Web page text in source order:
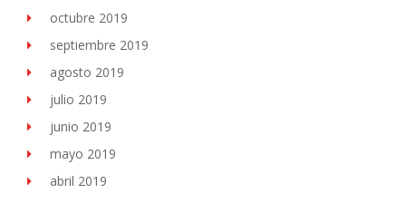
octubre 2019
septiembre 2019
agosto 2019
julio 2019
junio 2019
mayo 2019
abril 2019